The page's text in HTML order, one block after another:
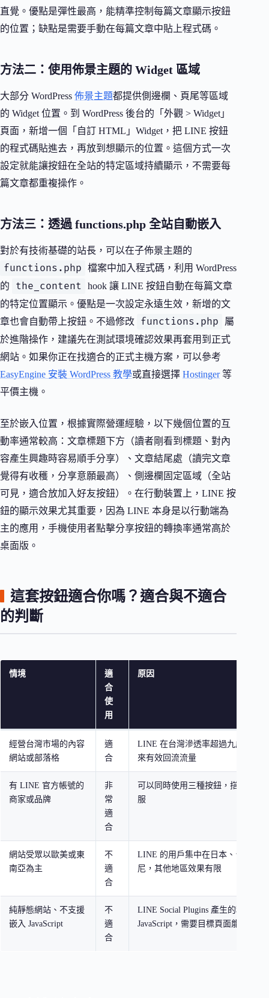
直覺。優點是彈性最高，能精準控制每篇文章顯示按鈕
的位置；缺點是需要手動在每篇文章中貼上程式碼。
方法二：使用佈景主題的 Widget 區域
大部分 WordPress 佈景主題都提供側邊欄、頁尾等區域
的 Widget 位置。到 WordPress 後台的「外觀 > Widget」
頁面，新增一個「自訂 HTML」Widget，把 LINE 按鈕
的程式碼貼進去，再放到想顯示的位置。這個方式一次
設定就能讓按鈕在全站的特定區域持續顯示，不需要每
篇文章都重複操作。
方法三：透過 functions.php 全站自動嵌入
對於有技術基礎的站長，可以在子佈景主題的
functions.php
檔案中加入程式碼，利用 WordPress
的
the_content
hook 讓 LINE 按鈕自動在每篇文章
的特定位置顯示。優點是一次設定永遠生效，新增的文
章也會自動帶上按鈕。不過修改
functions.php
屬
於進階操作，建議先在測試環境確認效果再套用到正式
網站。如果你正在找適合的正式主機方案，可以參考
EasyEngine 安裝 WordPress 教學或直接選擇 Hostinger等
平價主機。
至於嵌入位置，根據實際營運經驗，以下幾個位置的互
動率通常較高：文章標題下方（讀者剛看到標題、對內
容產生興趣時容易順手分享）、文章結尾處（讀完文章
覺得有收穫，分享意願最高）、側邊欄固定區域（全站
可見，適合放加入好友按鈕）。在行動裝置上，LINE 按
鈕的顯示效果尤其重要，因為 LINE 本身是以行動端為
主的應用，手機使用者點擊分享按鈕的轉換率通常高於
桌面版。
這套按鈕適合你嗎？適合與不適合
的判斷
情境
適
合
使
用
原因
經營台灣市場的內容
網站或部落格
適
合
LINE 在台灣滲透率超過九成，分
來有效回流流量
有 LINE 官方帳號的
商家或品牌
非
常
適
合
可以同時使用三種按鈕，搭配好友
服
網站受眾以歐美或東
南亞為主
不
適
合
LINE 的用戶集中在日本、台灣、
尼，其他地區效果有限
純靜態網站、不支援
嵌入 JavaScript
不
適
合
LINE Social Plugins 產生的程式碼
JavaScript，需要目標頁面能執行